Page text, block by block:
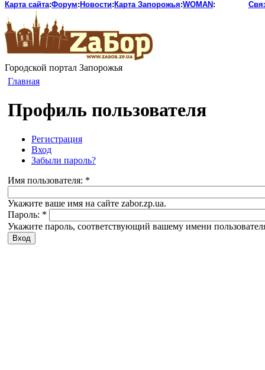
Карта сайта:Форум: Новости: Карта Запорожья:WOMAN :
Городской портал Запорожья
Главная
Профиль пользователя
Регистрация
Вход
Забыли пароль?
Имя пользователя: *
Укажите ваше имя на сайте zabor.zp.ua.
Пароль: *
Укажите пароль, соответствующий вашему имени